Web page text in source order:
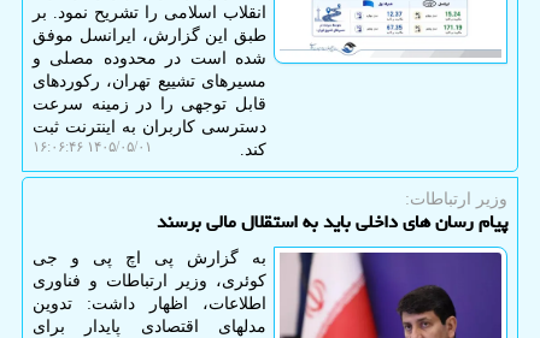
انقلاب اسلامی را تشریح نمود. بر
طبق این گزارش، ایرانسل موفق
شده است در محدوده مصلی و
مسیرهای تشییع تهران، رکوردهای
قابل توجهی را در زمینه سرعت
دسترسی کاربران به اینترنت ثبت
کند.
۱۴۰۵/۰۵/۰۱ ۱۶:۰۶:۴۶
وزیر ارتباطات:
پیام رسان های داخلی باید به استقلال مالی برسند
به گزارش پی اچ پی و جی
کوئری، وزیر ارتباطات و فناوری
اطلاعات، اظهار داشت: تدوین
مدلهای اقتصادی پایدار برای